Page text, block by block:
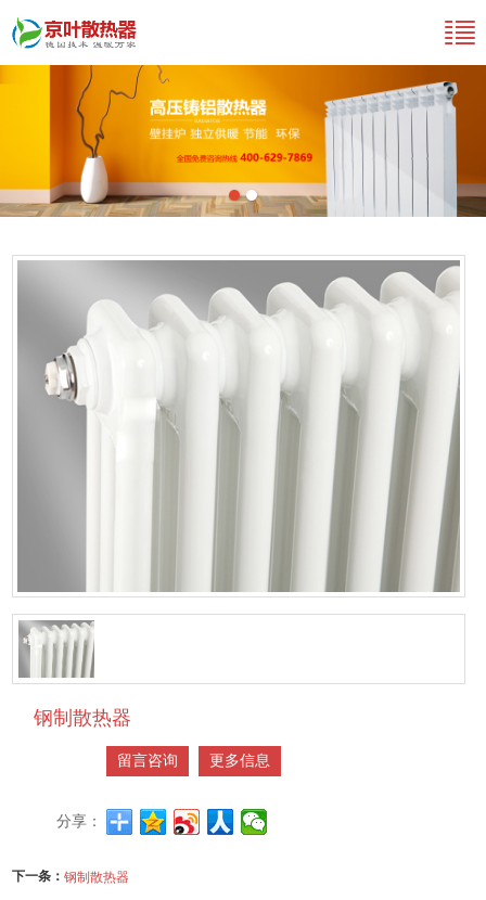
钢制散热器
留言咨询 更多信息
分享：
下一条： 钢制散热器